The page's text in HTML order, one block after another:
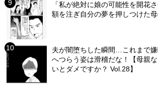
「私が絶対に娘の可能性を開花
額を注ぎ自分の夢を押しつけた
夫が闇堕ちした瞬間…これまで
へつらう姿は滑稽だな！【母親
いとダメですか？ Vol.28】